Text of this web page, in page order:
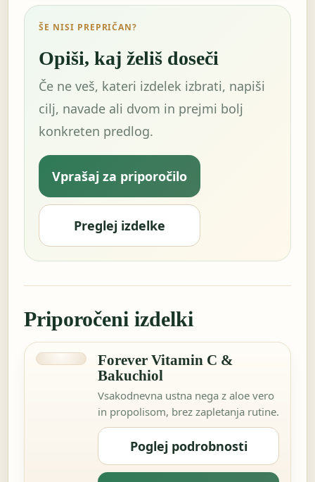
ŠE NISI PREPRIČAN?
Opiši, kaj želiš doseči
Če ne veš, kateri izdelek izbrati, napiši
cilj, navade ali dvom in prejmi bolj
konkreten predlog.
Vprašaj za priporočilo
Preglej izdelke
Priporočeni izdelki
Forever Vitamin C &
Bakuchiol
Vsakodnevna ustna nega z aloe vero
in propolisom, brez zapletanja rutine.
Poglej podrobnosti